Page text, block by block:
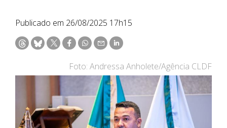
Publicado em 26/08/2025 17h15
Foto: Andressa Anholete/Agência CLDF